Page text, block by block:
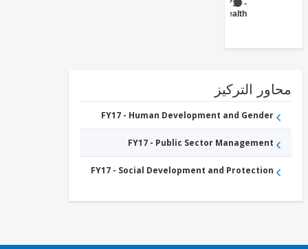
التركيز
FY17 - Human Development and Gender
FY17 - Public Sector Management
FY17 - Social Development and Protection